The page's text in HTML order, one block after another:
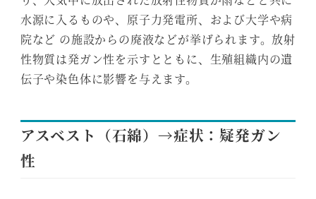
水源に入るものや、原子力発電所、および大学や病
院など の施設からの廃液などが挙げられます。放射
性物質は発ガン性を示すとともに、生殖組織内の遺
伝子や染色体に影響を与えます。
アスベスト（石綿）→症状：疑発ガン
性